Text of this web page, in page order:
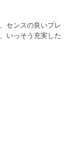
センスの良いプレ
いっそう充実した